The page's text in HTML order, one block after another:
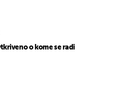
o kome se radi